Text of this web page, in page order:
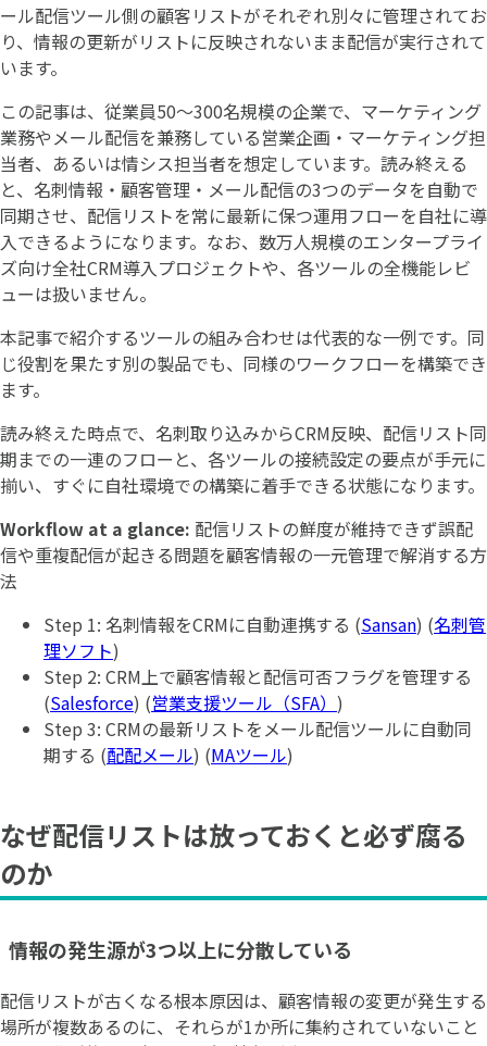
ール配信ツール側の顧客リストがそれぞれ別々に管理されてお
り、情報の更新がリストに反映されないまま配信が実行されて
います。
この記事は、従業員50〜300名規模の企業で、マーケティング
業務やメール配信を兼務している営業企画・マーケティング担
当者、あるいは情シス担当者を想定しています。読み終える
と、名刺情報・顧客管理・メール配信の3つのデータを自動で
同期させ、配信リストを常に最新に保つ運用フローを自社に導
入できるようになります。なお、数万人規模のエンタープライ
ズ向け全社CRM導入プロジェクトや、各ツールの全機能レビ
ューは扱いません。
本記事で紹介するツールの組み合わせは代表的な一例です。同
じ役割を果たす別の製品でも、同様のワークフローを構築でき
ます。
読み終えた時点で、名刺取り込みからCRM反映、配信リスト同
期までの一連のフローと、各ツールの接続設定の要点が手元に
揃い、すぐに自社環境での構築に着手できる状態になります。
Workflow at a glance: 配信リストの鮮度が維持できず誤配
信や重複配信が起きる問題を顧客情報の一元管理で解消する方
法
Step 1: 名刺情報をCRMに自動連携する (Sansan) (名刺管
理ソフト)
Step 2: CRM上で顧客情報と配信可否フラグを管理する
(Salesforce) (営業支援ツール（SFA） )
Step 3: CRMの最新リストをメール配信ツールに自動同
期する (配配メール) (MAツール)
なぜ配信リストは放っておくと必ず腐る
のか
情報の発生源が3つ以上に分散している
配信リストが古くなる根本原因は、顧客情報の変更が発生する
場所が複数あるのに、それらが1か所に集約されていないこと